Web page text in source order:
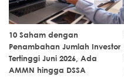
10 Saham dengan
Penambahan Jumlah Investor
Tertinggi Juni 2026, Ada
AMMN hingga DSSA